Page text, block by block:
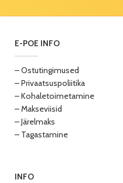
E-POE INFO
– Ostutingimused
– Privaatsuspoliitika
– Kohaletoimetamine
– Makseviisid
– Järelmaks
– Tagastamine
INFO